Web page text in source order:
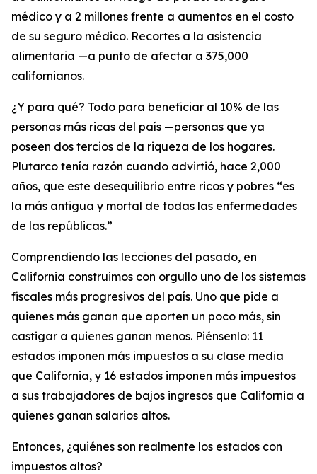
médico y a 2 millones frente a aumentos en el costo
de su seguro médico. Recortes a la asistencia
alimentaria —a punto de afectar a 375,000
californianos.
¿Y para qué? Todo para beneficiar al 10% de las
personas más ricas del país —personas que ya
poseen dos tercios de la riqueza de los hogares.
Plutarco tenía razón cuando advirtió, hace 2,000
años, que este desequilibrio entre ricos y pobres “es
la más antigua y mortal de todas las enfermedades
de las repúblicas.”
Comprendiendo las lecciones del pasado, en
California construimos con orgullo uno de los sistemas
fiscales más progresivos del país. Uno que pide a
quienes más ganan que aporten un poco más, sin
castigar a quienes ganan menos. Piénsenlo: 11
estados imponen más impuestos a su clase media
que California, y 16 estados imponen más impuestos
a sus trabajadores de bajos ingresos que California a
quienes ganan salarios altos.
Entonces, ¿quiénes son realmente los estados con
impuestos altos?